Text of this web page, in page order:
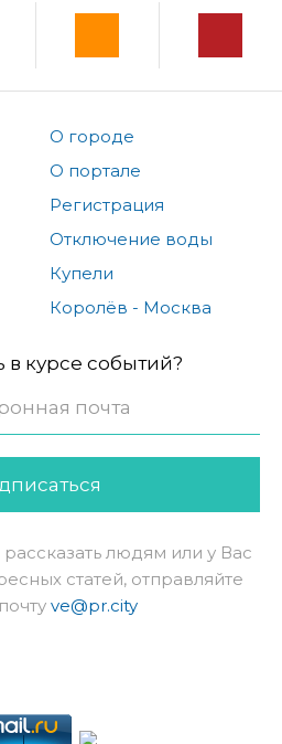
О городе
О портале
Регистрация
Отключение воды
Купели
Королёв - Москва
в курсе событий?
людям или у Вас
статей, отправляйте
ve@pr.city